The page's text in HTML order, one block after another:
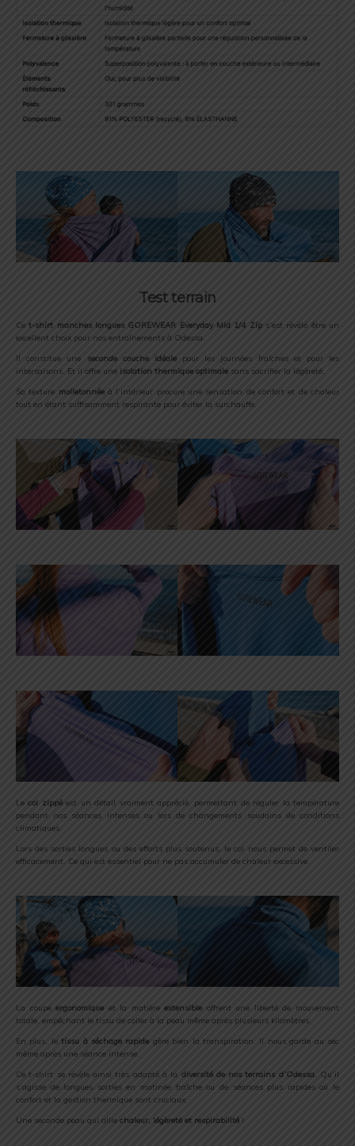
Test terrain
Cet-shirt manches longues GOREWEAR Everyday Mid 1/4 Zips’est révélé être un
excellent choix pour nos entraînements à Odessa.
Il constitue une
seconde couche idéalepour les journées fraîches et pour les
intersaisons. Et il offre une isolation thermique optimale sans sacrifier la légèreté.
Sa texture molletonnéeà l’intérieur procure une sensation de confort et de chaleur
tout en étant suffisamment respirante pour éviter la surchauffe.
Lecol zippéest un détail vraiment apprécié, permettant de réguler la température
pendant nos séances intenses ou lors de changements soudains de conditions
climatiques.
Lors des sorties longues ou des efforts plus soutenus, le col nous permet de ventiler
efficacement. Ce qui est essentiel pour ne pas accumuler de chaleur excessive.
La coupeergonomique et la matièreextensible offrent une liberté de mouvement
totale, empêchant le tissu de coller à la peau même après plusieurs kilomètres.
En plus, letissu à séchage rapide gère bien la transpiration. Il nous garde au sec
même après une séance intense.
Ce t-shirt se révèle ainsi très adapté à la diversité de nos terrains d’Odessa. Qu’il
s’agisse de longues sorties en matinée fraîche ou de séances plus rapides où le
confort et la gestion thermique sont cruciaux.
Une seconde peau qui allie chaleur, légèreté et respirabilité !